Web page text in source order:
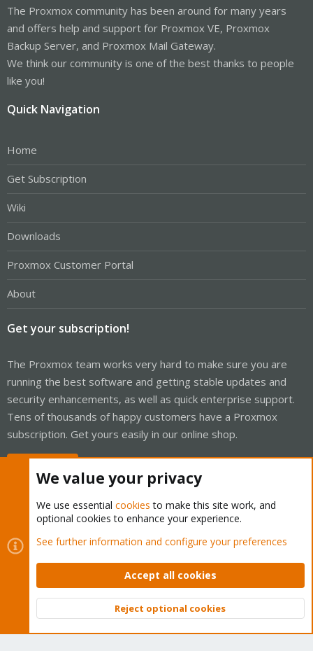
The Proxmox community has been around for many years
and offers help and support for Proxmox VE, Proxmox
Backup Server, and Proxmox Mail Gateway.
We think our community is one of the best thanks to people
like you!
Quick Navigation
Home
Get Subscription
Wiki
Downloads
Proxmox Customer Portal
About
Get your subscription!
The Proxmox team works very hard to make sure you are
running the best software and getting stable updates and
security enhancements, as well as quick enterprise support.
Tens of thousands of happy customers have a Proxmox
subscription. Get yours easily in our online shop.
Cookies
Proxmox Support Forum - Light Mode
Contact us
Terms and rules Privacy policy Help Home
Community platform by XenForo © 2010-2026 XenForo Ltd.
Top
We value your privacy
We use essential cookies to make this site work, and
optional cookies to enhance your experience.
See further information and configure your preferences
Accept all cookies
Reject optional cookies